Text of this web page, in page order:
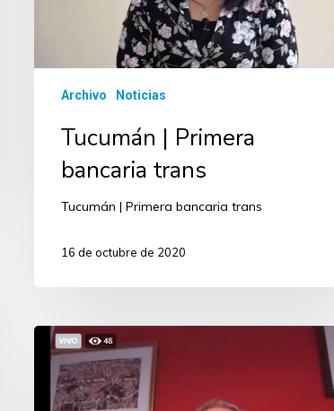
Archivo Noticias
Tucumán | Primera
bancaria trans
Tucumán | Primera bancaria trans
16 de octubre de 2020